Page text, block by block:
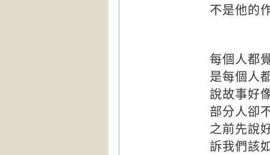
不是他的
每個人都
是每個人
說故事好
部分人卻
之前先說
訴我們該